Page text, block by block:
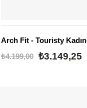
Arch Fit - Touristy
₺4.199,00
₺3.149,25